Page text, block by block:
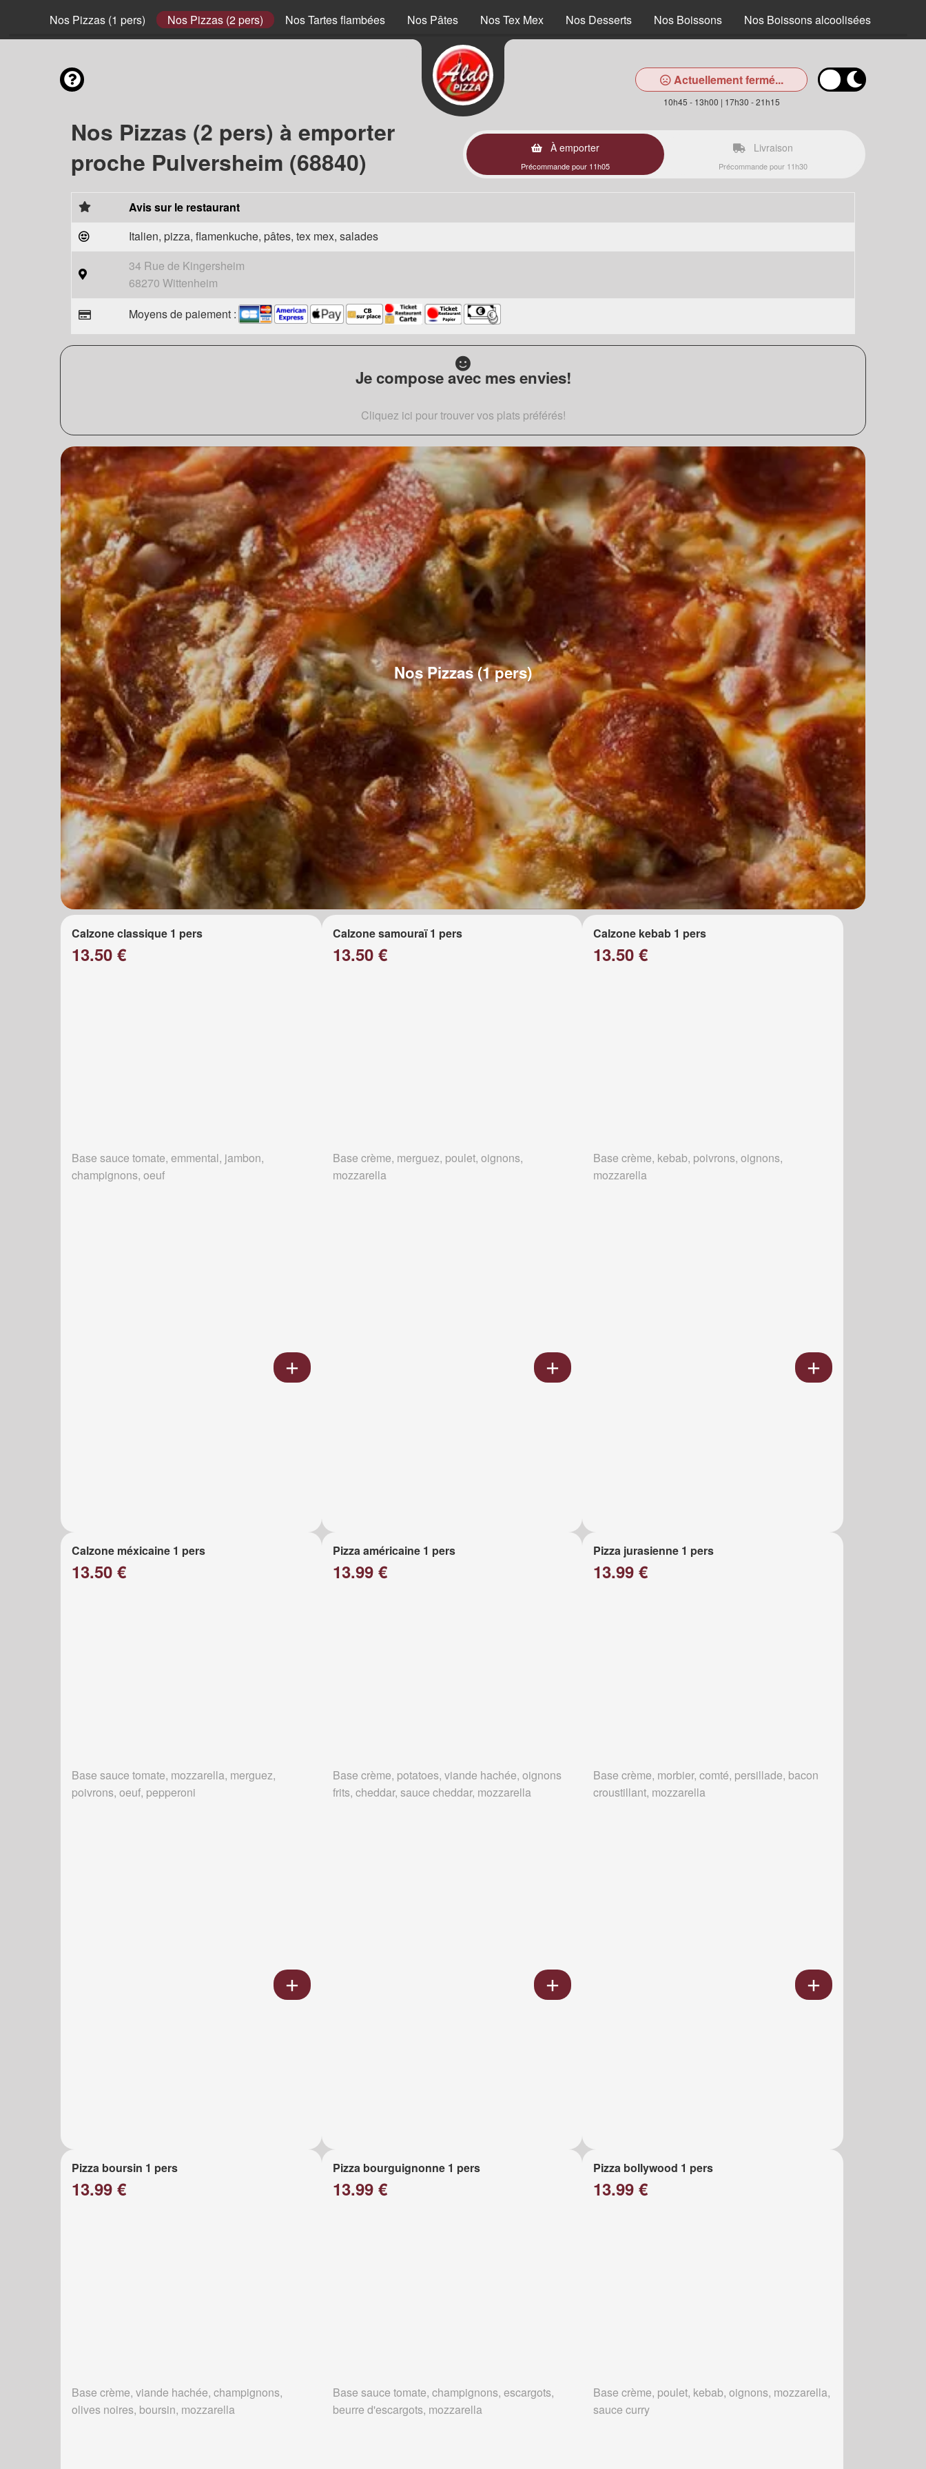
Nos Pizzas (1 pers) Nos Pizzas (2 pers) Nos Tartes flambées Nos Pâtes Nos Tex Mex Nos Desserts Nos Boissons Nos Boissons alcoolisées
Actuellement fermé...
10h45 - 13h00 | 17h30 - 21h15
Nos Pizzas (2 pers) à emporter
proche Pulversheim (68840)
À emporter
Précommande pour 11h05
Livraison
Précommande pour 11h30
Avis sur le restaurant
Italien, pizza, flamenkuche, pâtes, tex mex, salades
34 Rue de Kingersheim
68270 Wittenheim
Moyens de paiement :
Je compose avec mes envies!
Cliquez ici pour trouver vos plats préférés!
Nos Pizzas (1 pers)
Calzone classique 1 pers
13.50 €
Base sauce tomate, emmental, jambon,
champignons, oeuf
Calzone samouraï 1 pers
13.50 €
Base crème, merguez, poulet, oignons,
mozzarella
Calzone kebab 1 pers
13.50 €
Base crème, kebab, poivrons, oignons,
mozzarella
Calzone méxicaine 1 pers
13.50 €
Base sauce tomate, mozzarella, merguez,
poivrons, oeuf, pepperoni
Pizza américaine 1 pers
13.99 €
Base crème, potatoes, viande hachée, oignons
frits, cheddar, sauce cheddar, mozzarella
Pizza jurasienne 1 pers
13.99 €
Base crème, morbier, comté, persillade, bacon
croustillant, mozzarella
Pizza boursin 1 pers
13.99 €
Base crème, viande hachée, champignons,
olives noires, boursin, mozzarella
Pizza bourguignonne 1 pers
13.99 €
Base sauce tomate, champignons, escargots,
beurre d'escargots, mozzarella
Pizza bollywood 1 pers
13.99 €
Base crème, poulet, kebab, oignons, mozzarella,
sauce curry